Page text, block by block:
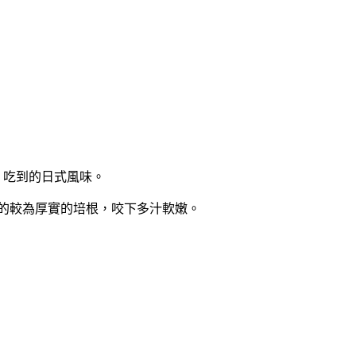
到的日式風味。
較為厚實的培根，咬下多汁軟嫩。